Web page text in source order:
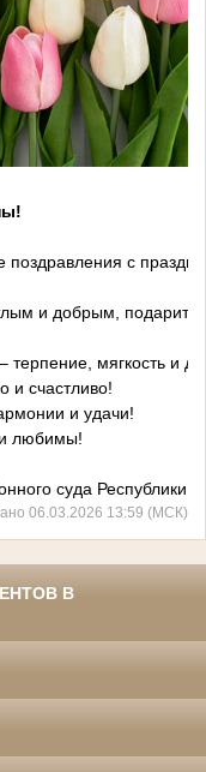
с
и добрым, подарит
мягкость и
и счастливо!
и удачи!
и любимы!
суда
06.03.2026 13:59 (МСК)
В